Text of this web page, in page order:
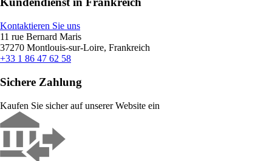
Kontaktieren Sie uns
11 rue Bernard Maris
37270 Montlouis-sur-Loire, Frankreich
+33 1 86 47 62 58
Sichere Zahlung
Kaufen Sie sicher auf unserer Website ein